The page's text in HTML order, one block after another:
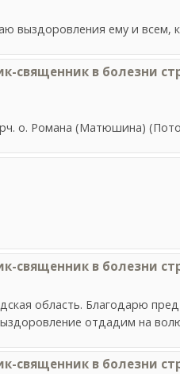
выздоровления ему и всем,
священник в болезни
о. Романа (Матюшина)
священник в болезни
область. Благодарю
отдадим на
священник в болезни